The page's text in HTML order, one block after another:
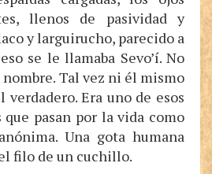
llenos de pasividad y
y larguirucho, parecido a
se le llamaba Sevo’í. No
Tal vez ni él mismo
verdadero. Era uno de esos
pasan por la vida como
Una gota humana
filo de un cuchillo.